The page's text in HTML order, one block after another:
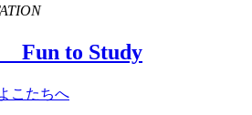
Fun to Study
こたちへ